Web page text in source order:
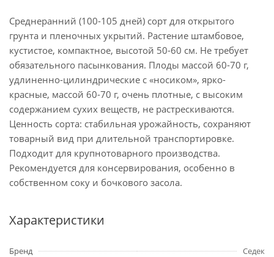
Среднеранний (100-105 дней) сорт для открытого
грунта и пленочных укрытий. Растение штамбовое,
кустистое, компактное, высотой 50-60 см. Не требует
обязательного пасынкования. Плоды массой 60-70 г,
удлиненно-цилиндрические с «носиком», ярко-
красные, массой 60-70 г, очень плотные, с высоким
содержанием сухих веществ, не растрескиваются.
Ценность сорта: стабильная урожайность, сохраняют
товарный вид при длительной транспортировке.
Подходит для крупнотоварного производства.
Рекомендуется для консервирования, особенно в
собственном соку и бочкового засола.
Характеристики
Бренд
Седек